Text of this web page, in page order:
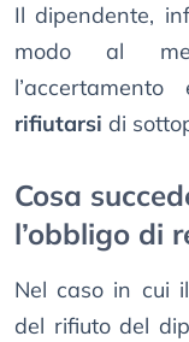
Il dipendente,
modo al
rifiutarsi di
Cosa
l’obbligo di
Nel caso in cui
del rifiuto del